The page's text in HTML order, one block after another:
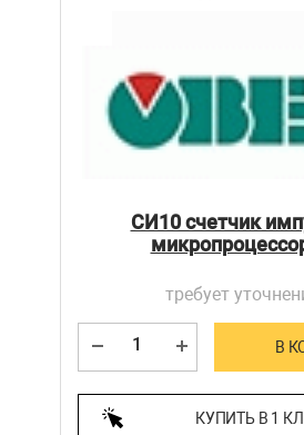
СИ10 счетчик
требует
В
КУПИТЬ В 1